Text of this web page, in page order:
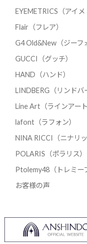
EYEMETRICS（アイメ
Flair（フレア）
G4 Old&New（ジーフ
GUCCI（グッチ）
HAND（ハンド）
LINDBERG（リンドバ
Line Art（ラインアート
lafont（ラフォン）
NINA RICCI（ニナリッ
POLARIS（ポラリス）
Ptolemy48（トレミー
お客様の声